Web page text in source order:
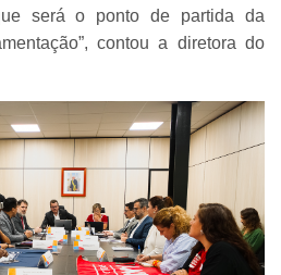
será o ponto de partida da
contou a diretora do